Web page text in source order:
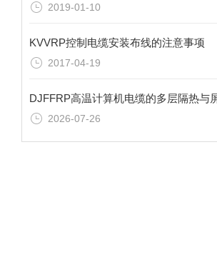
2019-01-10
KVVRP控制电缆安装布线的注意事项
2017-04-19
2026-07-26